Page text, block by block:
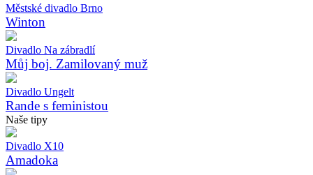
Městské divadlo Brno
Winton
Divadlo Na zábradlí
Můj boj. Zamilovaný muž
Divadlo Ungelt
Rande s feministou
Naše tipy
Divadlo X10
Amadoka